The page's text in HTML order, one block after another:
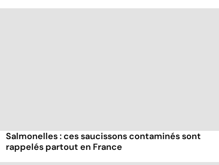
Salmonelles : ces saucissons contaminés sont
rappelés partout en France